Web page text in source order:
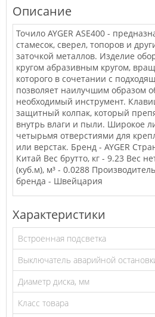
Описание
Точило AYGER ASE400 -
стамесок, сверел, топоров и
заточкой металлов. Изделие
кругом абразивным кругом,
которого в сочетании с
позволяет наилучшим образом
необходимый инструмент.
защитный колпак, который
внутрь влаги и пыли. Широкое
четырьмя отверстиями для
или верстак. Бренд - AYGER
Китай Вес брутто, кг - 9.23 Вес
(куб.м), м³ - 0.0288
бренда - Швейцария
Характеристики
Встроенная подсветка
Выключатель аварийной
Диаметр диска, мм
Класс товара